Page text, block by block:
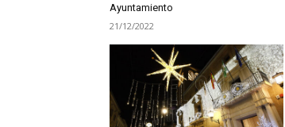
Ayuntamiento
21/12/2022